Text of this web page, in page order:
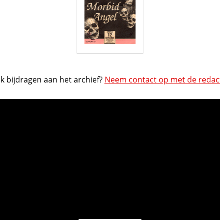
bijdragen aan het archief? Neem contact op met de